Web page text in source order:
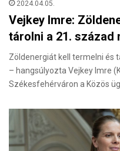
2024.04.05.
Vejkey Imre:
tárolni a 21. század
Zöldenergiát kell termelni és
– hangsúlyozta Vejkey Imre
Székesfehérváron a Közös